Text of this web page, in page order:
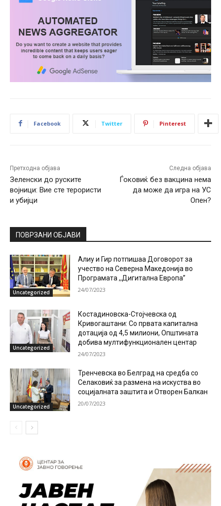
Facebook Twitter Pinterest
Претходна објава
Зеленски до руските
војници: Вие сте терористи
и убијци
Следна објава
Ѓоковиќ без вакцина нема
да може да игра на УС
Опен?
ПОВРЗАНИ ОБЈАВИ
Uncategorized
Алиу и Гир потпишаа Договорот за
учество на Северна Македонија во
Програмата ,,Дигитална Европа”
24/07/2023
Uncategorized
Костадиновска-Стојчевска од
Кривогаштани: Со првата капитална
дотација од 4,5 милиони, Општината
добива мултифункционален центар
24/07/2023
Uncategorized
Тренчевска во Белград на средба со
Селаковиќ за размена на искуства во
социјалната заштита и Отворен Балкан
20/07/2023